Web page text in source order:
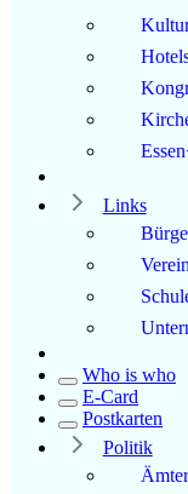
Links
Who is who
E-Card
Postkarten
Politik
Ämter